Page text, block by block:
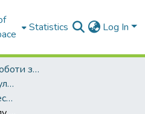
Statistics Log In
Кваліфікаційні роботи здобувачів вищої освіти
Біотехнологічний факультет
Кафедра водних біоресурсів та аквакультури. Бакалаври